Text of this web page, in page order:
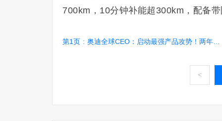
700km，10分钟补能超300km，配备
第1页 : 奥迪全球CEO：启动最强产品攻势！两年推出20款新车
<